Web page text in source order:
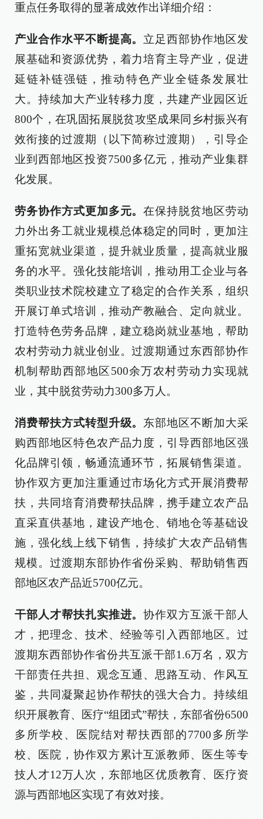
重点任务取得的显著成效作出详细介绍：
产业合作水平不断提高。 立足西部协作地区发
展基础和资源优势，着力培育主导产业，促进
延链补链强链，推动特色产业全链条发展壮
大。持续加大产业转移力度，共建产业园区近
800个，在巩固拓展脱贫攻坚成果同乡村振兴有
效衔接的过渡期（以下简称过渡期），引导企
业到西部地区投资7500多亿元，推动产业集群
化发展。
劳务协作方式更加多元。在保持脱贫地区劳动
力外出务工就业规模总体稳定的同时，更加注
重拓宽就业渠道，提升就业质量，提高就业服
务的水平。强化技能培训，推动用工企业与各
类职业技术院校建立了稳定的合作关系，组织
开展订单式培训，推动产教融合、定向就业。
打造特色劳务品牌，建立稳岗就业基地，帮助
农村劳动力就业创业。过渡期通过东西部协作
机制帮助西部地区500余万农村劳动力实现就
业，其中脱贫劳动力300多万人。
消费帮扶方式转型升级。 东部地区不断加大采
购西部地区特色农产品力度，引导西部地区强
化品牌引领，畅通流通环节，拓展销售渠道。
协作双方更加注重通过市场化方式开展消费帮
扶，共同培育消费帮扶品牌，携手建立农产品
直采直供基地，建设产地仓、销地仓等基础设
施，强化线上线下销售，持续扩大农产品销售
规模。过渡期东部协作省份采购、帮助销售西
部地区农产品近5700亿元。
干部人才帮扶扎实推进。协作双方互派干部人
才，把理念、技术、经验等引入西部地区。过
渡期东西部协作省份共互派干部1.6万名，双方
干部责任共担、观念互通、思路互动、作风互
鉴，共同凝聚起协作帮扶的强大合力。持续组
织开展教育、医疗“组团式”帮扶，东部省份6500
多所学校、医院结对帮扶西部的7700多所学
校、医院，协作双方累计互派教师、医生等专
技人才12万人次，东部地区优质教育、医疗资
源与西部地区实现了有效对接。